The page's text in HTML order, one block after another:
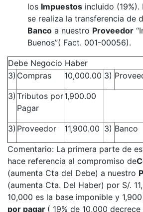
los Impuestos incluido (19%).
se realiza la transferencia de
Banco a nuestro Proveedor
Buenos”( Fact. 001-00056).
Debe Negocio Haber
3) Compras 10,000.00 3)
3) Tributos por
Pagar
1,900.00
3) Proveedor 11,900.00 3) Banco
Comentario: La primera parte de
hace referencia al compromiso de
(aumenta Cta del Debe) a nuestro
(aumenta Cta. Del Haber) por S/.
10,000 es la base imponible y
por pagar ( 19% de 10,000